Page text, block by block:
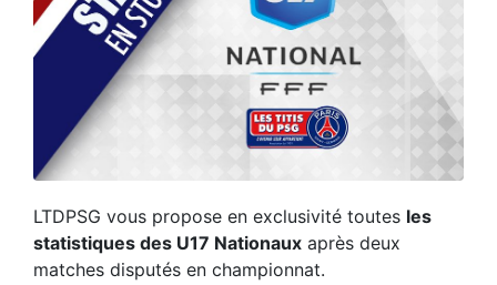
LTDPSG vous propose en exclusivité toutes les
statistiques des U17 Nationaux après deux
matches disputés en championnat.